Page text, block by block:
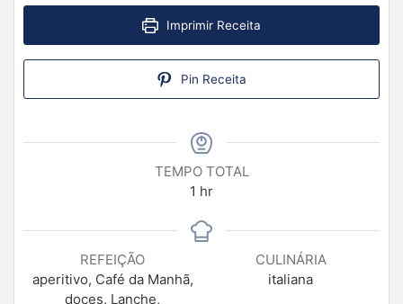
Imprimir Receita
Pin Receita
TEMPO TOTAL
1 hr
REFEIÇÃO
aperitivo, Café da Manhã,
doces, Lanche,
CULINÁRIA
italiana